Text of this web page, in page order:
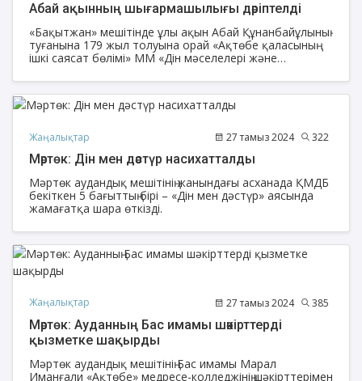
Абай ақынның шығармашылығы дәріптелді
«Бақытжан» мешітінде ұлы ақын Абай Құнанбайұлының
туғанына 179 жыл толуына орай «Ақтөбе қаласының
ішкі саясат бөлімі» ММ «Дін мәселелері және
бірлесіп ұйымдастыруымен мешіттің шәкірттері
арасында «Абай – дана, Абай – дара қазақта» атты
танымдық-интеллектуалдық спорттық сайысы өтті.
Жаңалықтар 27 тамыз 2024 322
Мәртөк: Дін мен дәстүр насихатталды
Мәртөк аудандық мешітінің жанындағы асханада ҚМДБ
бекіткен 5 бағыттың бірі – «Дін мен дәстүр» аясында
жамағатқа шара өткізді.
Жаңалықтар 27 тамыз 2024 385
Мәртөк: Ауданның Бас имамы шәкірттерді
қызметке шақырды
Мәртөк аудандық мешітінің Бас имамы Марал
Иманғали «Ақтөбе» медресе-колледжінің шәкірттерімен